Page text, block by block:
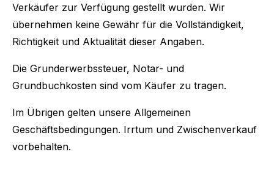
Verkäufer zur Verfügung gestellt wurden. Wir
übernehmen keine Gewähr für die Vollständigkeit,
Richtigkeit und Aktualität dieser Angaben.
Die Grunderwerbssteuer, Notar- und
Grundbuchkosten sind vom Käufer zu tragen.
Im Übrigen gelten unsere Allgemeinen
Geschäftsbedingungen. Irrtum und Zwischenverkauf
vorbehalten.